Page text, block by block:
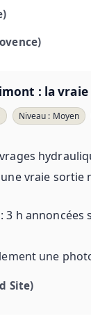
: la vraie
Niveau : Moyen
vraie sortie
3 h
une
Site)